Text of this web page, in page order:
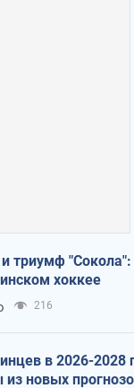
триумф "Сокола":
хоккее
216
в 2026-2028
новых